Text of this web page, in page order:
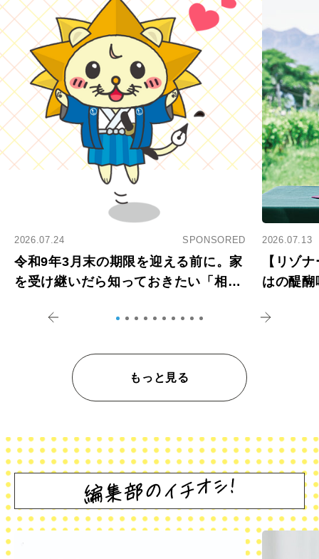
2026.07.24 SPONSORED
令和9年3月末の期限を迎える前に。家
を受け継いだら知っておきたい「相続
2026.07.13
【リゾ
はの醍
もっと見る